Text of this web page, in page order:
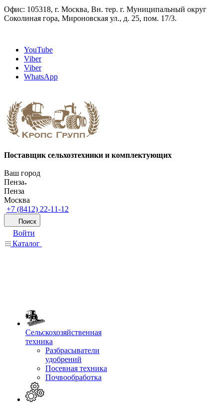
Офис: 105318, г. Москва, Вн. тер. г. Муниципальный округ
Соколиная гора, Мироновская ул., д. 25, пом. 17/3.
YouTube
Viber
Viber
WhatsApp
Поставщик сельхозтехники и комплектующих
Ваш город
Пенза
Пенза
Москва
+7 (8412) 22-11-12
Поиск
Войти
Каталог
Сельскохозяйственная
техника
Разбрасыватели
удобрений
Посевная техника
Почвообработка